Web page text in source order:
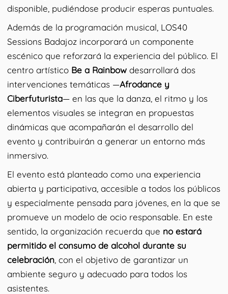
disponible, pudiéndose producir esperas puntuales.
Además de la programación musical, LOS40
Sessions Badajoz incorporará un componente
escénico que reforzará la experiencia del público. El
centro artístico Be a Rainbowdesarrollará dos
intervenciones temáticas —Afrodance y
Ciberfuturista— en las que la danza, el ritmo y los
elementos visuales se integran en propuestas
dinámicas que acompañarán el desarrollo del
evento y contribuirán a generar un entorno más
inmersivo.
El evento está planteado como una experiencia
abierta y participativa, accesible a todos los públicos
y especialmente pensada para jóvenes, en la que se
promueve un modelo de ocio responsable. En este
sentido, la organización recuerda que no estará
permitido el consumo de alcohol durante su
celebración, con el objetivo de garantizar un
ambiente seguro y adecuado para todos los
asistentes.